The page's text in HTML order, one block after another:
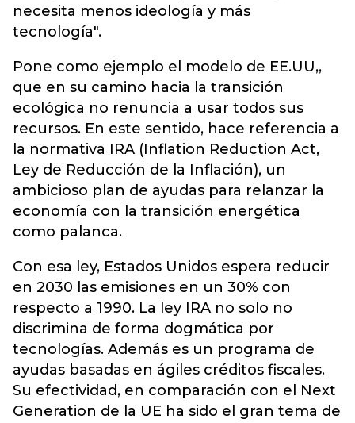
necesita menos ideología y más
tecnología".
Pone como ejemplo el modelo de EE.UU,,
que en su camino hacia la transición
ecológica no renuncia a usar todos sus
recursos. En este sentido, hace referencia a
la normativa IRA (Inflation Reduction Act,
Ley de Reducción de la Inflación), un
ambicioso plan de ayudas para relanzar la
economía con la transición energética
como palanca.
Con esa ley, Estados Unidos espera reducir
en 2030 las emisiones en un 30% con
respecto a 1990. La ley IRA no solo no
discrimina de forma dogmática por
tecnologías. Además es un programa de
ayudas basadas en ágiles créditos fiscales.
Su efectividad, en comparación con el Next
Generation de la UE ha sido el gran tema de